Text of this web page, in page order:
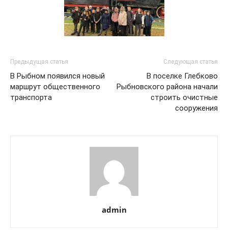
Предыдущая статья
В Рыбном появился новый
маршрут общественного
транспорта
Следующая статья
В поселке Глебково
Рыбновского района начали
строить очистные
сооружения
admin